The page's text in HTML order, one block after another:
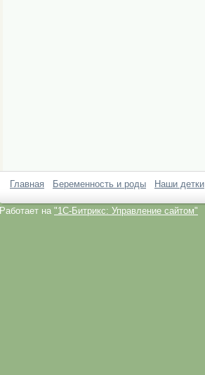
Главная Беременность и роды Наши детки
Работает на "1C-Битрикс: Управление сайтом"